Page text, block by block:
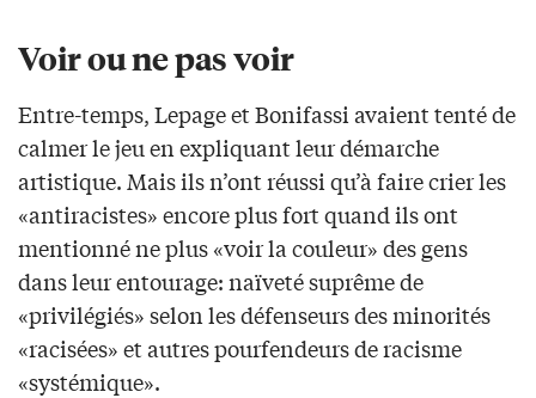
Voir ou ne pas voir
Entre-temps, Lepage et Bonifassi avaient tenté de
calmer le jeu en expliquant leur démarche
artistique. Mais ils n’ont réussi qu’à faire crier les
«antiracistes» encore plus fort quand ils ont
mentionné ne plus «voir la couleur» des gens
dans leur entourage: naïveté suprême de
«privilégiés» selon les défenseurs des minorités
«racisées» et autres pourfendeurs de racisme
«systémique».